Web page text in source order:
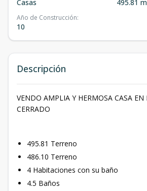
Casas 495.81
Año de Construcción:
10
Descripción
VENDO AMPLIA Y HERMOSA CASA EN
CERRADO
495.81 Terreno
486.10 Terreno
4 Habitaciones con su baño
4.5 Baños